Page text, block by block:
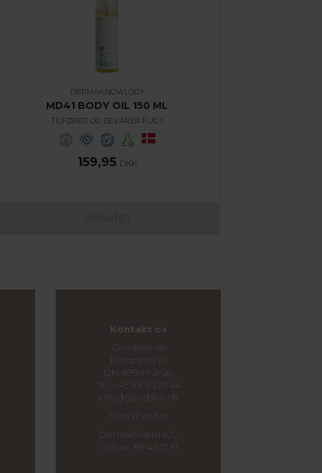
DERMAKNOWLOGY
MD41 BODY OIL 150 ML
TILFØRER OG BEVARER FUGT
159,95 DKK
Kontakt os
Goodskin.dk
Europavej 10
DK-8990 Fårup
Tlf.: + 45 88 63 27 44
info@goodskin.dk
Skriv til os her
DermaPharm A/S
CVR nr: 89 45 31 19